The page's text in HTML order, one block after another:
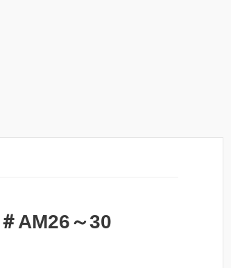
AM26～30